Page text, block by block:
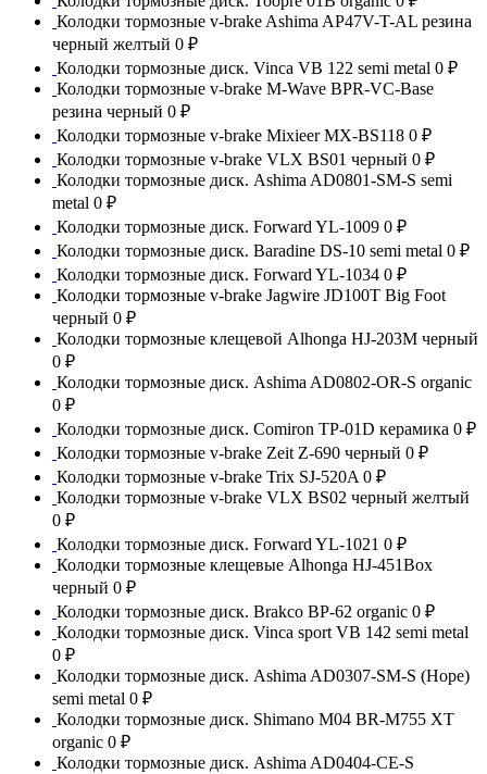
Колодки тормозные v-brake Ashima AP47V-T-AL резина
черный желтый 0 ₽
Колодки тормозные диск. Vinca VB 122 semi metal 0 ₽
Колодки тормозные v-brake M-Wave BPR-VC-Base
резина черный 0 ₽
Колодки тормозные v-brake Mixieer MX-BS118 0 ₽
Колодки тормозные v-brake VLX BS01 черный 0 ₽
Колодки тормозные диск. Ashima AD0801-SM-S semi
metal 0 ₽
Колодки тормозные диск. Forward YL-1009 0 ₽
Колодки тормозные диск. Baradine DS-10 semi metal 0 ₽
Колодки тормозные диск. Forward YL-1034 0 ₽
Колодки тормозные v-brake Jagwire JD100T Big Foot
черный 0 ₽
Колодки тормозные клещевой Alhonga HJ-203M черный
0 ₽
Колодки тормозные диск. Ashima AD0802-OR-S organic
0 ₽
Колодки тормозные диск. Comiron TP-01D керамика 0 ₽
Колодки тормозные v-brake Zeit Z-690 черный 0 ₽
Колодки тормозные v-brake Trix SJ-520A 0 ₽
Колодки тормозные v-brake VLX BS02 черный желтый
0 ₽
Колодки тормозные диск. Forward YL-1021 0 ₽
Колодки тормозные клещевые Alhonga HJ-451Box
черный 0 ₽
Колодки тормозные диск. Brakco BP-62 organic 0 ₽
Колодки тормозные диск. Vinca sport VB 142 semi metal
0 ₽
Колодки тормозные диск. Ashima AD0307-SM-S (Hope)
semi metal 0 ₽
Колодки тормозные диск. Shimano M04 BR-M755 XT
organic 0 ₽
Колодки тормозные диск. Ashima AD0404-CE-S